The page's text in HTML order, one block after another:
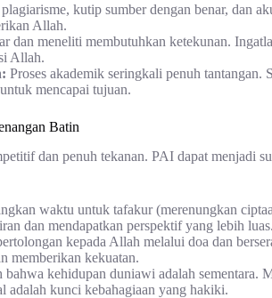
kutip sumber dengan benar, dan
Allah.
dan meneliti membutuhkan ketekunan.
Allah.
Proses akademik seringkali penuh tantangan.
mencapai tujuan.
Batin
dan penuh tekanan. PAI dapat menjadi
waktu untuk tafakur (merenungkan
dan mendapatkan perspektif yang lebih
kepada Allah melalui doa dan
memberikan kekuatan.
bahwa kehidupan duniawi adalah sementara.
adalah kunci kebahagiaan yang hakiki.